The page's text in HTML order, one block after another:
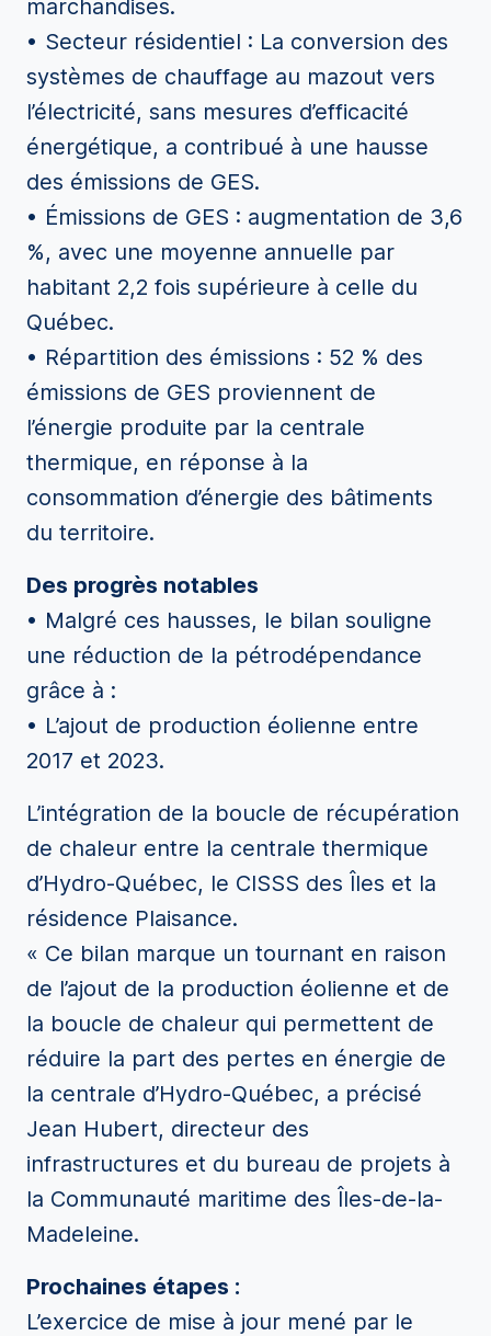
marchandises.
• Secteur résidentiel : La conversion des
systèmes de chauffage au mazout vers
l’électricité, sans mesures d’efficacité
énergétique, a contribué à une hausse
des émissions de GES.
• Émissions de GES : augmentation de 3,6
%, avec une moyenne annuelle par
habitant 2,2 fois supérieure à celle du
Québec.
• Répartition des émissions : 52 % des
émissions de GES proviennent de
l’énergie produite par la centrale
thermique, en réponse à la
consommation d’énergie des bâtiments
du territoire.
Des progrès notables
• Malgré ces hausses, le bilan souligne
une réduction de la pétrodépendance
grâce à :
• L’ajout de production éolienne entre
2017 et 2023.
L’intégration de la boucle de récupération
de chaleur entre la centrale thermique
d’Hydro-Québec, le CISSS des Îles et la
résidence Plaisance.
« Ce bilan marque un tournant en raison
de l’ajout de la production éolienne et de
la boucle de chaleur qui permettent de
réduire la part des pertes en énergie de
la centrale d’Hydro-Québec, a précisé
Jean Hubert, directeur des
infrastructures et du bureau de projets à
la Communauté maritime des Îles-de-la-
Madeleine.
Prochaines étapes :
L’exercice de mise à jour mené par le